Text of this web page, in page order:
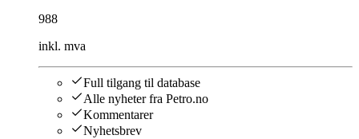
988
inkl. mva
Full tilgang til database
Alle nyheter fra Petro.no
Kommentarer
Nyhetsbrev